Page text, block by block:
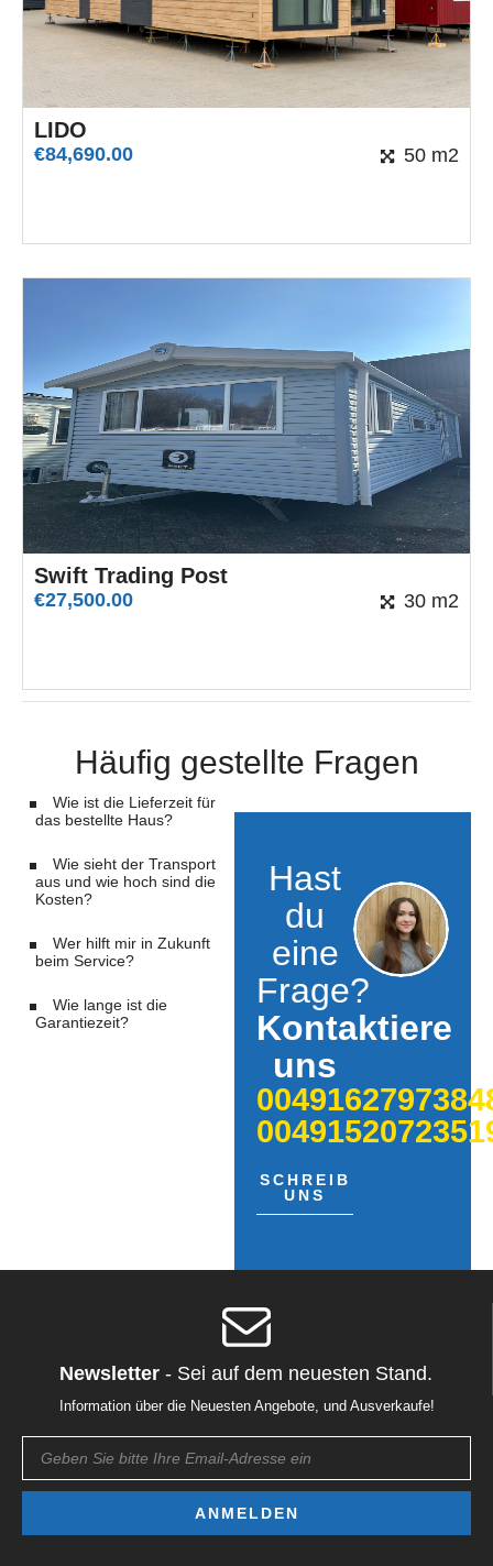
LIDO
€84,690.00 50 m2
Swift Trading Post
€27,500.00 30 m2
Häufig gestellte Fragen
Wie ist die Lieferzeit für
das bestellte Haus?
Wie sieht der Transport
aus und wie hoch sind die
Kosten?
Wer hilft mir in Zukunft
beim Service?
Wie lange ist die
Garantiezeit?
Hast
du
eine
Frage?
Kontaktiere
uns
SCHREIB
UNS
Newsletter - Sei auf dem neuesten Stand.
Information über die Neuesten Angebote, und Ausverkaufe!
ANMELDEN